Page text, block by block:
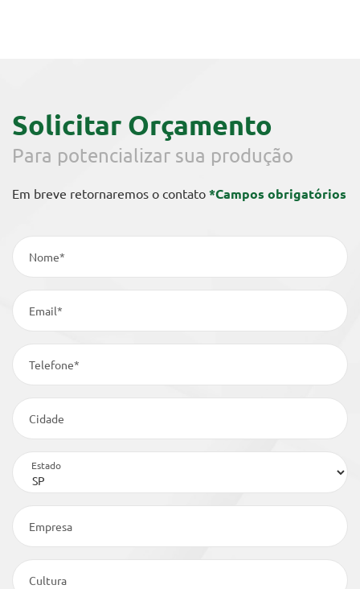
Solicitar Orçamento
Para potencializar sua produção
Em breve retornaremos o contato *Campos obrigatórios
Nome*
Email*
Telefone*
Cidade
Estado
Empresa
Cultura